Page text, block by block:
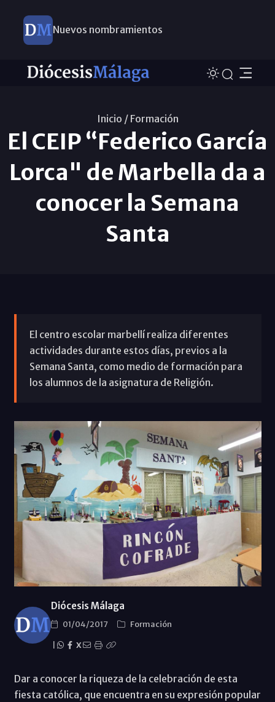
Nuevos nombramientos
Inicio / Formación
El CEIP “Federico García
Lorca" de Marbella da a
conocer la Semana
Santa
El centro escolar marbellí realiza diferentes
actividades durante estos días, previos a la
Semana Santa, como medio de formación para
los alumnos de la asignatura de Religión.
Diócesis Málaga
01/04/2017
Formación
X
Dar a conocer la riqueza de la celebración de esta
fiesta católica, que encuentra en su expresión popular